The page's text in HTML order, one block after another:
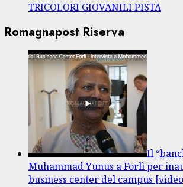
TRICOLORI GIOVANILI PISTA
Romagnapost Riserva
Il
Muhammad Yunus a Forlì per
business center del campus